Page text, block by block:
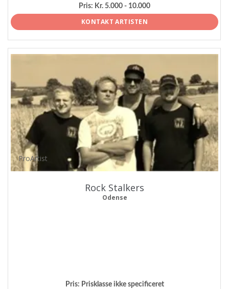
Pris: Kr. 5.000 - 10.000
KONTAKT ARTISTEN
ProArtist
Rock Stalkers
Odense
Pris: Prisklasse ikke specificeret